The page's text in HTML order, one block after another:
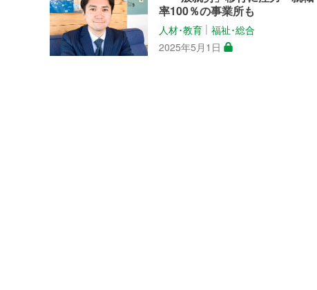
率100％の事業所も
人材･教育 │福祉･総合
2025年5月1日